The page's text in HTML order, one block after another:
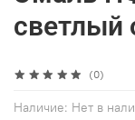
(0)
Наличие: Нет в
светлый